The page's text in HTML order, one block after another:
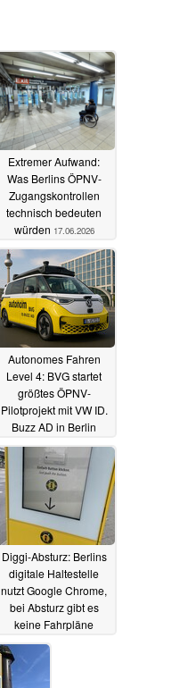
Extremer Aufwand:
Was Berlins ÖPNV-
Zugangskontrollen
technisch bedeuten
würden 17.06.2026
Autonomes Fahren
Level 4: BVG startet
größtes ÖPNV-
Pilotprojekt mit VW ID.
Buzz AD in Berlin
20.10.2025
Diggi-Absturz: Berlins
digitale Haltestelle
nutzt Google Chrome,
bei Absturz gibt es
keine Fahrpläne
26.07.2024